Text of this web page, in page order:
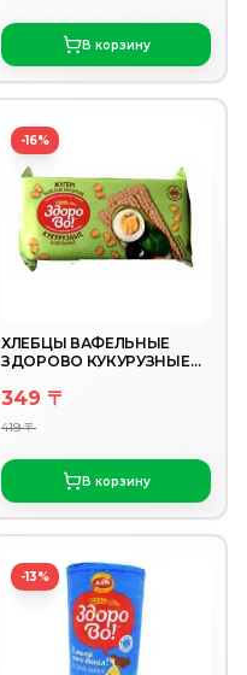
В корзину
-16%
ХЛЕБЦЫ ВАФЕЛЬНЫЕ
ЗДОРОВО КУКУРУЗНЫЕ
349 〒
419 〒
В корзину
-13%